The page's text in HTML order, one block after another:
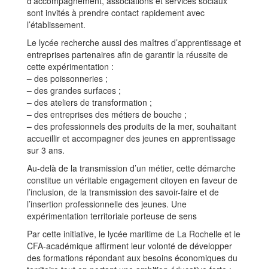
sont invités à prendre contact rapidement avec
l’établissement.
Le lycée recherche aussi des maîtres d’apprentissage et
entreprises partenaires afin de garantir la réussite de
cette expérimentation :
– des poissonneries ;
– des grandes surfaces ;
– des ateliers de transformation ;
– des entreprises des métiers de bouche ;
– des professionnels des produits de la mer, souhaitant
accueillir et accompagner des jeunes en apprentissage
sur 3 ans.
Au-delà de la transmission d’un métier, cette démarche
constitue un véritable engagement citoyen en faveur de
l’inclusion, de la transmission des savoir-faire et de
l’insertion professionnelle des jeunes. Une
expérimentation territoriale porteuse de sens
Par cette initiative, le lycée maritime de La Rochelle et le
CFA-académique affirment leur volonté de développer
des formations répondant aux besoins économiques du